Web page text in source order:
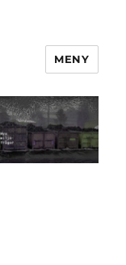
MENY